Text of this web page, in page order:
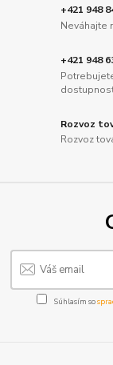
+421 948
Neváhajte
+421 948
Rozvoz
Rozvoz
Súhlasím so